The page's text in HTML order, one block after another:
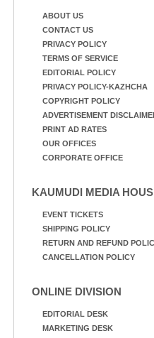
ABOUT US
CONTACT US
PRIVACY POLICY
TERMS OF SERVICE
EDITORIAL POLICY
PRIVACY POLICY-KAZHCHA
COPYRIGHT POLICY
ADVERTISEMENT
PRINT AD RATES
OUR OFFICES
CORPORATE OFFICE
KAUMUDI MEDIA
EVENT TICKETS
SHIPPING POLICY
RETURN AND REFUND
CANCELLATION POLICY
ONLINE DIVISION
EDITORIAL DESK
MARKETING DESK